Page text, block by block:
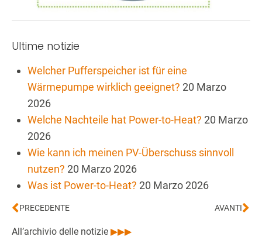
Ultime notizie
Welcher Pufferspeicher ist für eine
Wärmepumpe wirklich geeignet? 20 Marzo
2026
Welche Nachteile hat Power-to-Heat? 20 Marzo
2026
Wie kann ich meinen PV-Überschuss sinnvoll
nutzen? 20 Marzo 2026
Was ist Power-to-Heat? 20 Marzo 2026
PRECEDENTE AVANTI
All’archivio delle notizie ▶▶▶